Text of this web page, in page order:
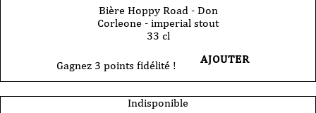
Bière Hoppy Road - Don
Corleone - imperial stout
33 cl
Gagnez 3 points fidélité ! AJOUTER
Indisponible